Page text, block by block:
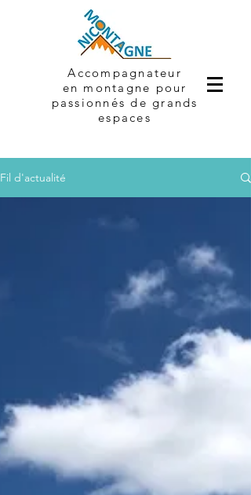
Accompagnateur
en montagne pour
passionnés de grands
espaces
Fil d'actualité